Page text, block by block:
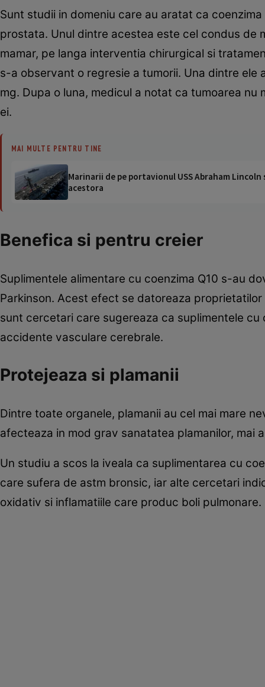
Sunt studii in domeniu care au aratat ca
prostata. Unul dintre acestea este cel condus de
mamar, pe langa interventia chirurgical si
s-a observant o regresie a tumorii. Una dintre
mg. Dupa o luna, medicul a notat ca tumoarea
ei.
MAI MULTE PENTRU TINE
Marinarii de pe portavionul USS Abraham
acestora
Benefica si pentru creier
Suplimentele alimentare cu coenzima Q10 s-au
Parkinson. Acest efect se datoreaza
sunt cercetari care sugereaza ca suplimentele
accidente vasculare cerebrale.
Protejeaza si plamanii
Dintre toate organele, plamanii au cel mai mare
afecteaza in mod grav sanatatea plamanilor, mai
Un studiu a scos la iveala ca suplimentarea cu
care sufera de astm bronsic, iar alte cercetari
oxidativ si inflamatiile care produc boli pulmonare.